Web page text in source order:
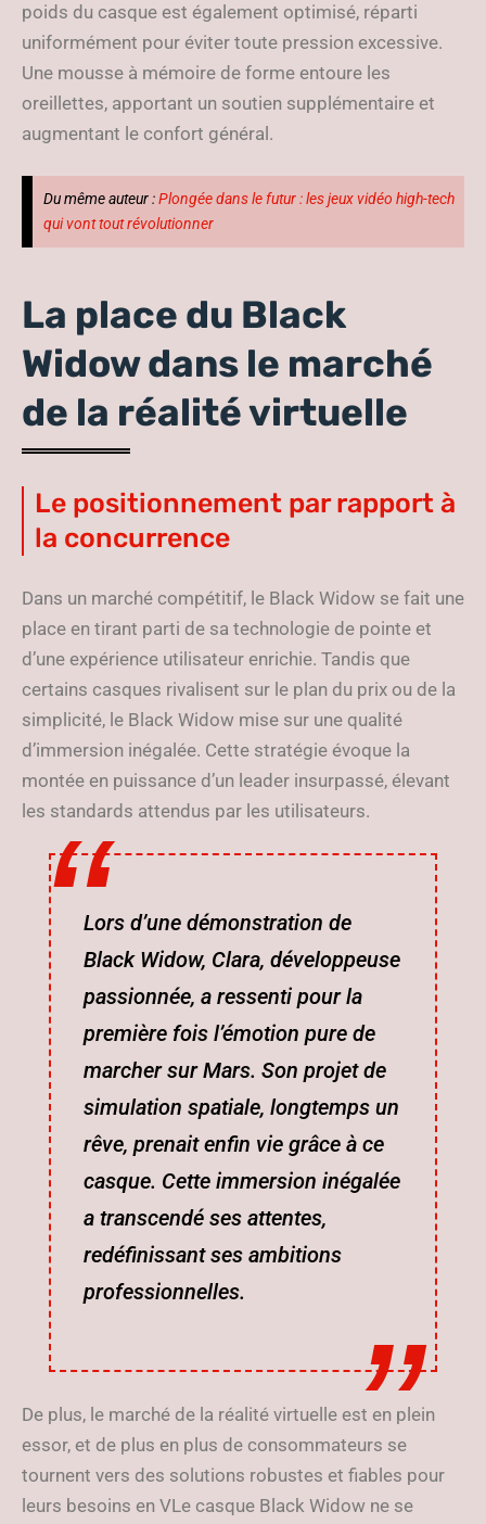
poids du casque est également optimisé, réparti
uniformément pour éviter toute pression excessive.
Une mousse à mémoire de forme entoure les
oreillettes, apportant un soutien supplémentaire et
augmentant le confort général.
Du même auteur :Plongée dans le futur : les jeux vidéo high-tech
qui vont tout révolutionner
La place du Black
Widow dans le marché
de la réalité virtuelle
Le positionnement par rapport à
la concurrence
Dans un marché compétitif, le Black Widow se fait une
place en tirant parti de sa technologie de pointe et
d’une expérience utilisateur enrichie. Tandis que
certains casques rivalisent sur le plan du prix ou de la
simplicité, le Black Widow mise sur une qualité
d’immersion inégalée. Cette stratégie évoque la
montée en puissance d’un leader insurpassé, élevant
les standards attendus par les utilisateurs.
Lors d’une démonstration de
Black Widow, Clara, développeuse
passionnée, a ressenti pour la
première fois l’émotion pure de
marcher sur Mars. Son projet de
simulation spatiale, longtemps un
rêve, prenait enfin vie grâce à ce
casque. Cette immersion inégalée
a transcendé ses attentes,
redéfinissant ses ambitions
professionnelles.
De plus, le marché de la réalité virtuelle est en plein
essor, et de plus en plus de consommateurs se
tournent vers des solutions robustes et fiables pour
leurs besoins en VLe casque Black Widow ne se